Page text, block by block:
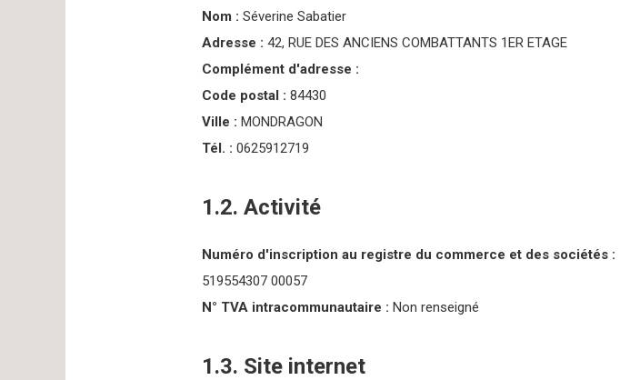
Nom : Séverine Sabatier
Adresse : 42, RUE DES ANCIENS COMBATTANTS 1ER ETAGE
Complément d'adresse :
Code postal : 84430
Ville : MONDRAGON
Tél. : 0625912719
1.2. Activité
Numéro d'inscription au registre du commerce et des sociétés :
519554307 00057
N° TVA intracommunautaire : Non renseigné
1.3. Site internet